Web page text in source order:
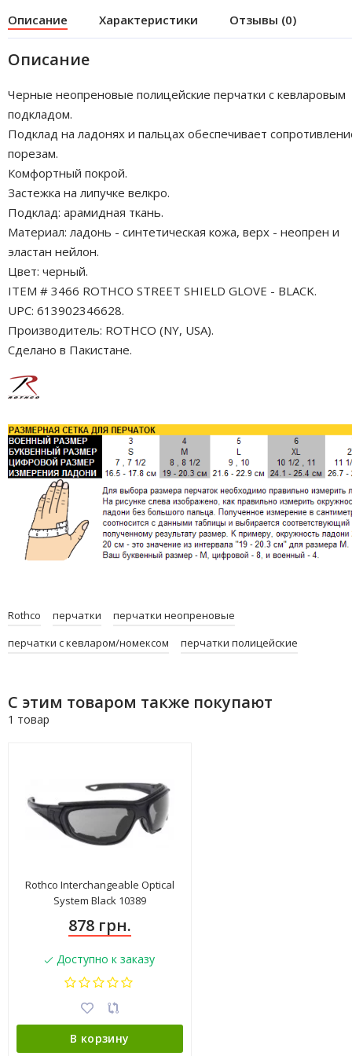
Описание Характеристики Отзывы (0)
Описание
Черные неопреновые полицейские перчатки с кевларовым
подкладом.
Подклад на ладонях и пальцах обеспечивает
порезам.
Комфортный покрой.
Застежка на липучке велкро.
Подклад: арамидная ткань.
Материал: ладонь - синтетическая кожа, верх - неопрен и
эластан нейлон.
Цвет: черный.
ITEM # 3466 ROTHCO STREET SHIELD GLOVE - BLACK.
UPC: 613902346628.
Производитель: ROTHCO (NY, USA).
Сделано в Пакистане.
Rothco перчатки
перчатки неопреновые
перчатки с кевларом/номексом
перчатки полицейские
С этим товаром также покупают
1 товар
Rothco Interchangeable Optical
System Black 10389
878 грн.
Доступно к заказу
В корзину